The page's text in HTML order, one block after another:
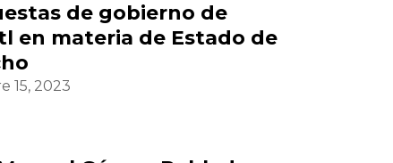
de gobierno de
en materia de Estado de
15, 2023